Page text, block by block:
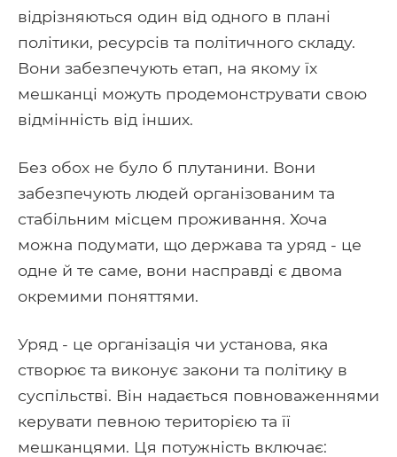
відрізняються один від одного в плані
політики, ресурсів та політичного складу.
Вони забезпечують етап, на якому їх
мешканці можуть продемонструвати свою
відмінність від інших.
Без обох не було б плутанини. Вони
забезпечують людей організованим та
стабільним місцем проживання. Хоча
можна подумати, що держава та уряд - це
одне й те саме, вони насправді є двома
окремими поняттями.
Уряд - це організація чи установа, яка
створює та виконує закони та політику в
суспільстві. Він надається повноваженнями
керувати певною територією та її
мешканцями. Ця потужність включає: